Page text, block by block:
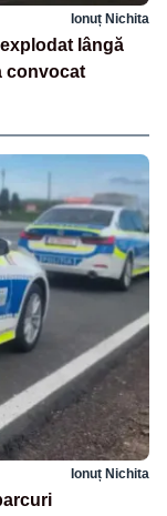
Ionuț Nichita
lângă
convocat
Ionuț Nichita